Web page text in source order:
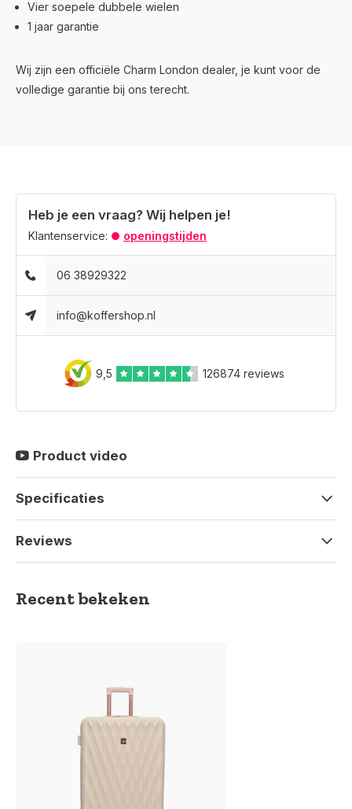
Vier soepele dubbele wielen
1 jaar garantie
Wij zijn een officiële Charm London dealer, je kunt voor de
volledige garantie bij ons terecht.
Heb je een vraag? Wij helpen je!
Klantenservice: openingstijden
06 38929322
info@koffershop.nl
9,5 126874 reviews
Product video
Specificaties
Reviews
Recent bekeken